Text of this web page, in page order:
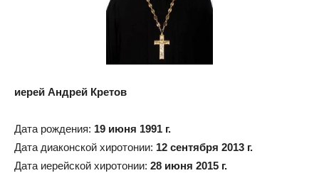
иерей Андрей Кретов
Дата рождения: 19 июня 1991 г.
Дата диаконской хиротонии: 12 сентября 2013 г.
Дата иерейской хиротонии: 28 июня 2015 г.